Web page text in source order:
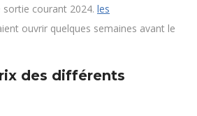
courant 2024. les
ouvrir quelques semaines avant le
des différents